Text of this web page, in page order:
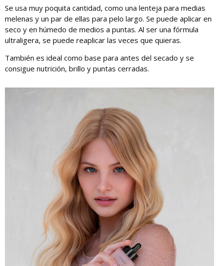
Se usa muy poquita cantidad, como una lenteja para medias
melenas y un par de ellas para pelo largo. Se puede aplicar en
seco y en húmedo de medios a puntas. Al ser una fórmula
ultraligera, se puede reaplicar las veces que quieras.
También es ideal como base para antes del secado y se
consigue nutrición, brillo y puntas cerradas.